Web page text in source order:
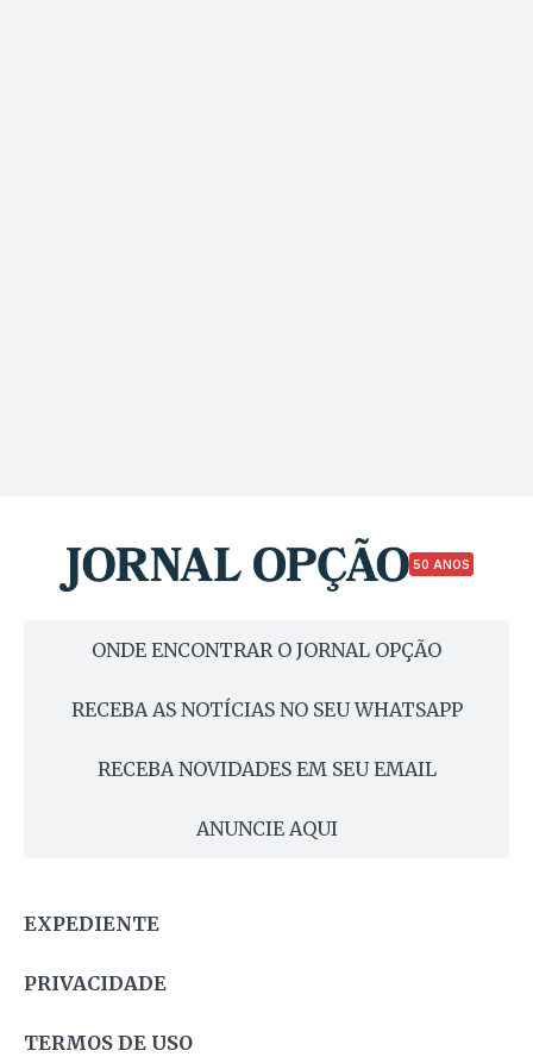
50 ANOS
ONDE ENCONTRAR O JORNAL OPÇÃO
RECEBA AS NOTÍCIAS NO SEU WHATSAPP
RECEBA NOVIDADES EM SEU EMAIL
ANUNCIE AQUI
EXPEDIENTE
PRIVACIDADE
TERMOS DE USO